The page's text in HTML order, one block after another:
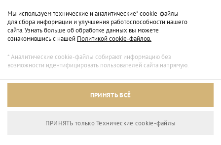
Архивный режим
Мы используем технические и аналитические* cookie-файлы
для сбора информации и улучшения работоспособности нашего
сайта. Узнать больше об обработке данных вы можете
ознакомившись с нашей Политикой cookie-файлов.
* Аналитические cookie-файлы собирают информацию без
возможности идентифицировать пользователей сайта напрямую.
ПРИНЯТЬ ВСЁ
ПРИНЯТЬ только Технические сookie-файлы